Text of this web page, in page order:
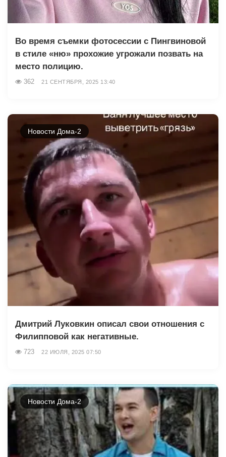
Во время съемки фотосессии с Пингвиновой
в стиле «ню» прохожие угрожали позвать на
место полицию.
362 21 СЕНТЯБРЯ, 2025 13:40
Новости Дома-2
Дмитрий Луковкин описал свои отношения с
Филипповой как негативные.
723 22 ИЮЛЯ, 2025 07:50
Новости Дома-2